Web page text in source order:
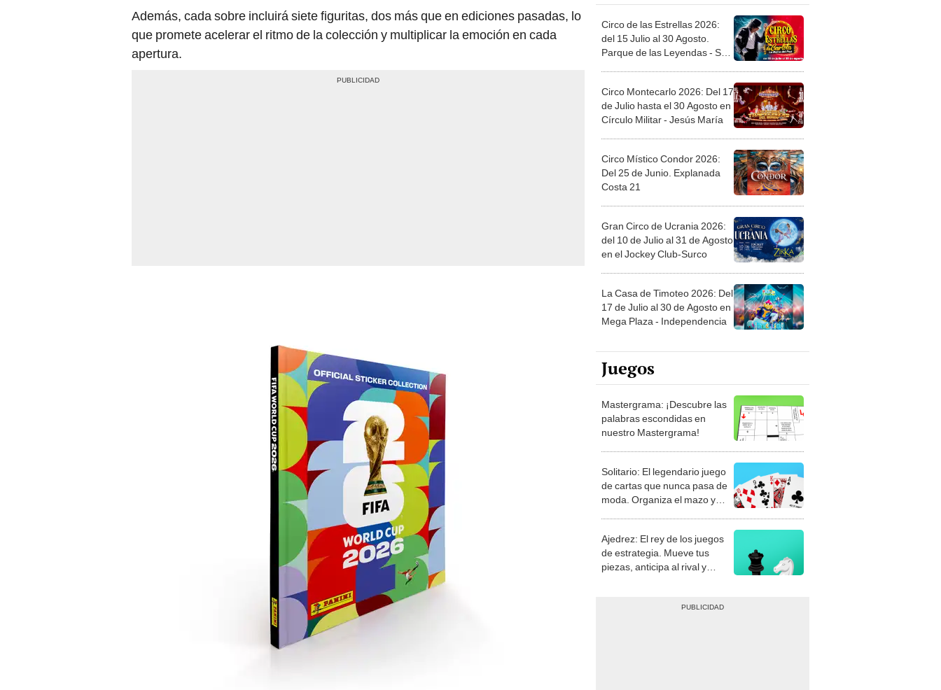
Además, cada sobre incluirá siete figuritas, dos más que en ediciones pasadas, lo
que promete acelerar el ritmo de la colección y multiplicar la emoción en cada
apertura.
Circo de las Estrellas 2026:
del 15 Julio al 30 Agosto.
Parque de las Leyendas - San
Circo Montecarlo 2026: Del 17
de Julio hasta el 30 Agosto en
Círculo Militar - Jesús María
Circo Místico Condor 2026:
Del 25 de Junio. Explanada
Costa 21
Gran Circo de Ucrania 2026:
del 10 de Julio al 31 de Agosto
en el Jockey Club-Surco
La Casa de Timoteo 2026: Del
17 de Julio al 30 de Agosto en
Mega Plaza - Independencia
Juegos
Mastergrama: ¡Descubre las
palabras escondidas en
nuestro Mastergrama!
Solitario: El legendario juego
de cartas que nunca pasa de
moda. Organiza el mazo y
Ajedrez: El rey de los juegos
de estrategia. Mueve tus
piezas, anticipa al rival y